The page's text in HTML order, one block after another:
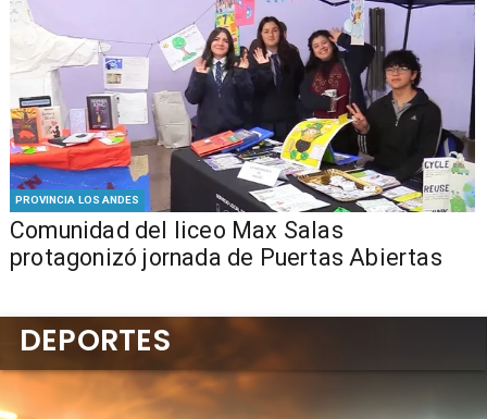
PROVINCIA LOS ANDES
Comunidad del liceo Max Salas
protagonizó jornada de Puertas Abiertas
DEPORTES